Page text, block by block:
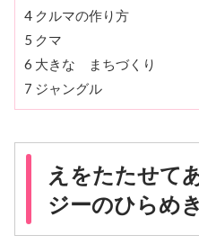
4 クルマの作り方
5 クマ
6 大きな まちづくり
7 ジャングル
えをたたせて
ジーのひらめ